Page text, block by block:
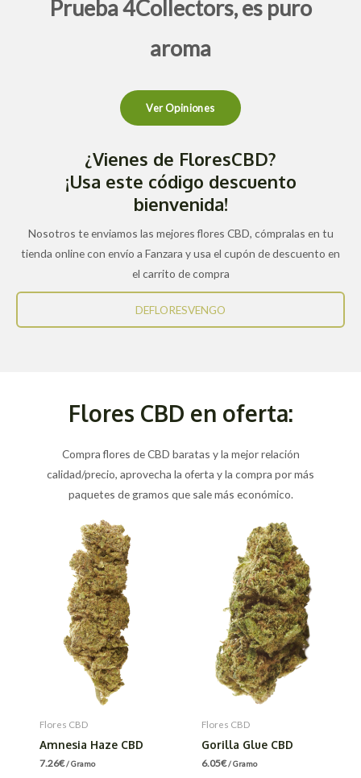
Prueba 4Collectors, es puro
aroma
Ver Opiniones
¿Vienes de FloresCBD?
¡Usa este código descuento
bienvenida!
Nosotros te enviamos las mejores flores CBD, cómpralas en tu
tienda online con envío a Fanzara y usa el cupón de descuento en
el carrito de compra
DEFLORESVENGO
Flores CBD en oferta:
Compra flores de CBD baratas y la mejor relación
calidad/precio, aprovecha la oferta y la compra por más
paquetes de gramos que sale más económico.
Flores CBD
Amnesia Haze CBD
7.26€/ Gramo
Flores CBD
Gorilla Glue CBD
6.05€/ Gramo